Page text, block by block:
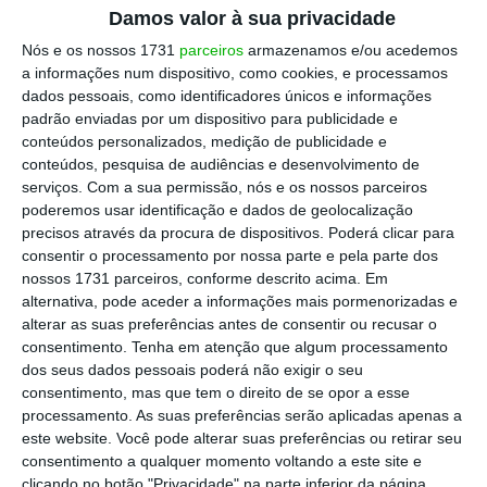
Damos valor à sua privacidade
Nós e os nossos 1731 parceiros armazenamos e/ou acedemos
a informações num dispositivo, como cookies, e processamos
dados pessoais, como identificadores únicos e informações
padrão enviadas por um dispositivo para publicidade e
conteúdos personalizados, medição de publicidade e
conteúdos, pesquisa de audiências e desenvolvimento de
serviços. Com a sua permissão, nós e os nossos parceiros
poderemos usar identificação e dados de geolocalização
precisos através da procura de dispositivos. Poderá clicar para
consentir o processamento por nossa parte e pela parte dos
nossos 1731 parceiros, conforme descrito acima. Em
alternativa, pode aceder a informações mais pormenorizadas e
alterar as suas preferências antes de consentir ou recusar o
consentimento. Tenha em atenção que algum processamento
dos seus dados pessoais poderá não exigir o seu
consentimento, mas que tem o direito de se opor a esse
processamento. As suas preferências serão aplicadas apenas a
este website. Você pode alterar suas preferências ou retirar seu
consentimento a qualquer momento voltando a este site e
matérias relativas a advogados na SEAJ.
Acompanha, mas delega a decisão na
secretária de Estado desde que tomou posse.
“A OA considera que a proposta apresentada
pelo Ministério da Justiça não vai ao encontro
aquelas que são as pretensões dos
profissionais e, desse modo, considera-a
insuficiente. Tendo em conta que esta foi
uma reunião técnica onde o Ministério da
Justiça apresentou a sua proposta e que a OA
tentou antecipar para que contasse com a
presença da Ministra da Justiça, a OA fez-se
representar por uma delegação que recebeu
a proposta do Ministério da Justiça e foi
informada da inclusão da OA no Grupo de